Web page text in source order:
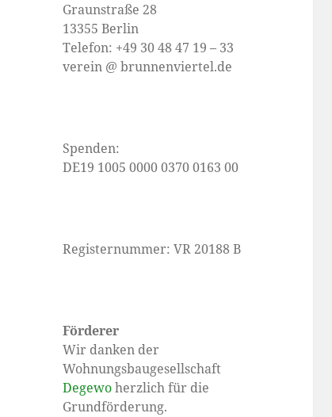
Graunstraße 28
13355 Berlin
Telefon: +49 30 48 47 19 – 33
verein @ brunnenviertel.de
Spenden:
DE19 1005 0000 0370 0163 00
Registernummer: VR 20188 B
Förderer
Wir danken der
Wohnungsbaugesellschaft
Degewoherzlich für die
Grundförderung.